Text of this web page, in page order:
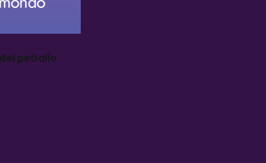
petrolio